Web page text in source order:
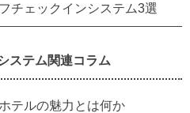
チェックインシステム3選
ステム関連コラム
テルの魅力とは何か